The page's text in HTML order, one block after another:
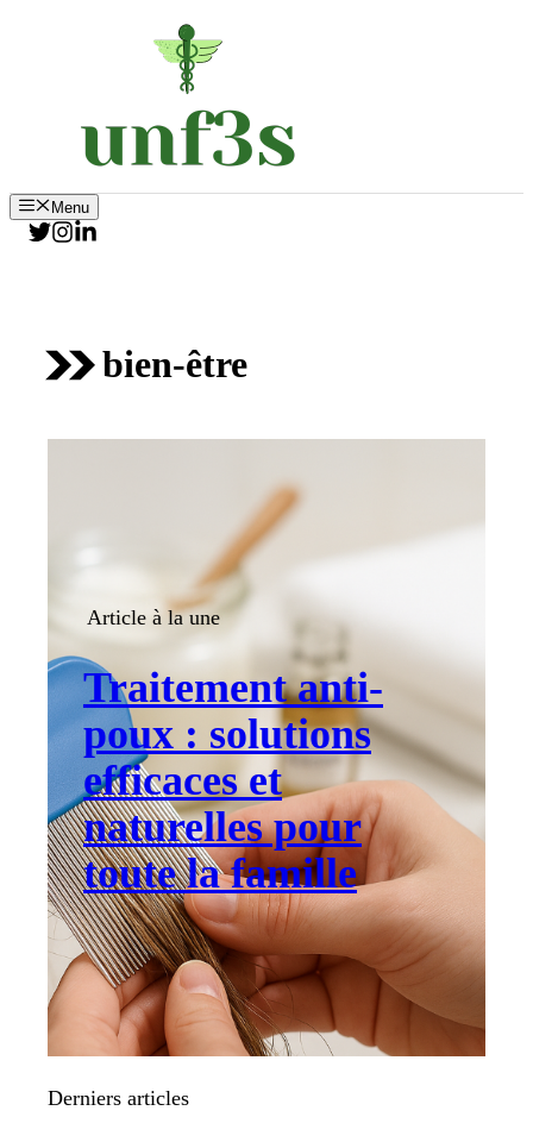
Menu
bien-être
Article à la une
Traitement anti-
poux : solutions
efficaces et
naturelles pour
toute la famille
Derniers articles